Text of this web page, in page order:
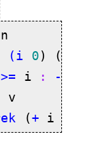
n
(i 0) (
>= i : -
(+ i